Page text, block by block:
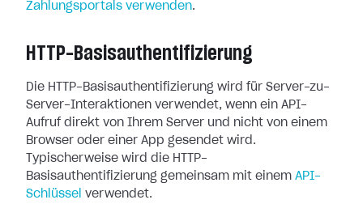
Zahlungsportals verwenden.
HTTP-Basisauthentifizierung
Die HTTP-Basisauthentifizierung wird für Server-zu-
Server-Interaktionen verwendet, wenn ein API-
Aufruf direkt von Ihrem Server und nicht von einem
Browser oder einer App gesendet wird.
Typischerweise wird die HTTP-
Basisauthentifizierung gemeinsam mit einem API-
Schlüssel verwendet.